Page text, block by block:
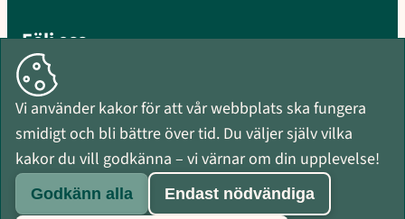
Följ oss
Facebook
Instagram
Mynewsdesk
RSS-flöden
Vi använder kakor för att vår webbplats ska fungera
smidigt och bli bättre över tid. Du väljer själv vilka
kakor du vill godkänna – vi värnar om din upplevelse!
Godkänn alla Endast nödvändiga